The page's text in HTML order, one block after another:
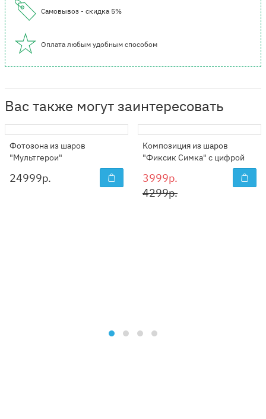
Самовывоз - скидка 5%
Оплата любым удобным способом
Вас также могут заинтересовать
Фотозона из шаров
"Мультгерои"
24999р.
Композиция из шаров
"Фиксик Симка" с цифрой
3999р.
4299р.